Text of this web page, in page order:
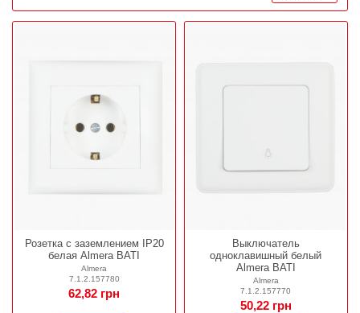
Розетка с заземлением IP20
белая Almera BATI
Almera
7.1.2.157780
62,82 грн
Выключатель
одноклавишный белый
Almera BATI
Almera
7.1.2.157770
50,22 грн